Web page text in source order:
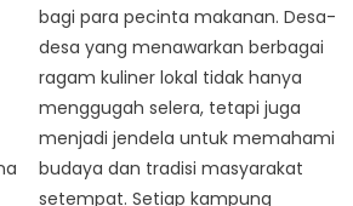
bagi para pecinta makanan. Desa-
desa yang menawarkan berbagai
ragam kuliner lokal tidak hanya
menggugah selera, tetapi juga
menjadi jendela untuk memahami
budaya dan tradisi masyarakat
setempat. Setiap kampung